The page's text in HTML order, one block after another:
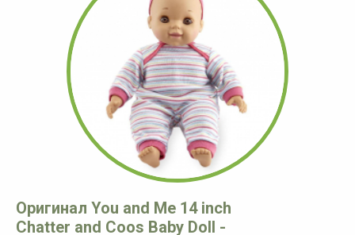
Оригинал You and Me 14 inch
Chatter and Coos Baby Doll -